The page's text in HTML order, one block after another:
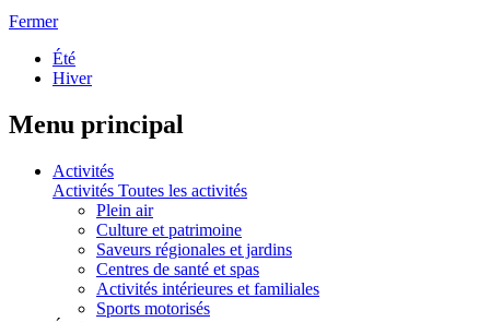
Fermer
Été
Hiver
Menu principal
Activités
Activités Toutes les activités
Plein air
Culture et patrimoine
Saveurs régionales et jardins
Centres de santé et spas
Activités intérieures et familiales
Sports motorisés